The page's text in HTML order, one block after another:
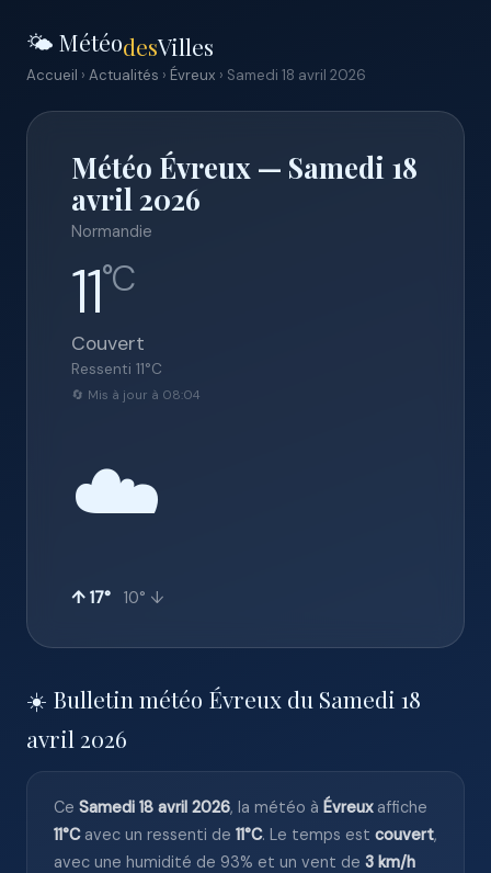
🌤️ MétéodesVilles
Accueil › Actualités › Évreux › Samedi 18 avril 2026
Météo Évreux — Samedi 18
avril 2026
Normandie
11°C
Couvert
Ressenti 11°C
🔄 Mis à jour à 08:04
☁️
↑ 17° 10° ↓
☀️ Bulletin météo Évreux du Samedi 18
avril 2026
Ce Samedi 18 avril 2026, la météo à Évreuxaffiche
11°Cavec un ressenti de 11°C. Le temps est couvert,
avec une humidité de 93% et un vent de 3 km/h